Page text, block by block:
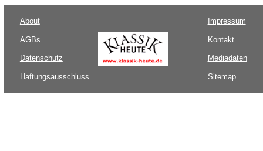
About
AGBs
Datenschutz
Haftungsausschluss
Impressum
Kontakt
Mediadaten
Sitemap